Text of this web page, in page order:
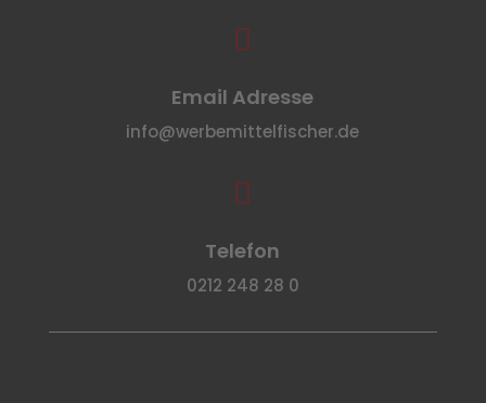

Email Adresse
info@werbemittelfischer.de

Telefon
0212 248 28 0